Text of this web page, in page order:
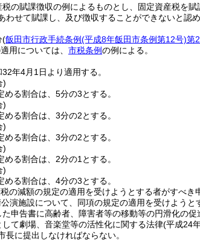
の賦課徴収の例によるものとし、固定資産税を
せて賦課し、及び徴収することができないと認
(飯田市行政手続条例(平成8年飯田市条例第12号)第
用については、 市税条例の例による。
年4月1日より適用する。
)
る割合は、5分の3とする。
)
る割合は、3分の2とする。
)
る割合は、3分の2とする。
)
る割合は、2分の1とする。
)
る割合は、4分の3とする。
の減額の規定の適用を受けようとする者がすべき
演施設について、同項の規定の適用を受けよう
申告書に高齢者、障害者等の移動等の円滑化の促
て劇場、音楽堂等の活性化に関する法律(平成24
に提出しなければならない。